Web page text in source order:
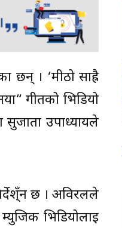
छन् । ‘मीठो साह्रै
गीतको भिडियो
उपाध्यायले
छ । अविरलले
भिडियोलाई